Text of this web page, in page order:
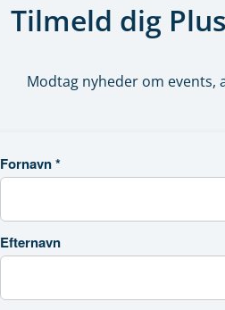
Tilmeld dig
Modtag nyheder om events,
Fornavn*
Efternavn